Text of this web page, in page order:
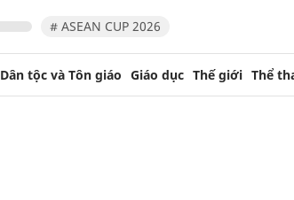
# ASEAN CUP 2026
Dân tộc và Tôn giáo Giáo dục Thế giới Thể